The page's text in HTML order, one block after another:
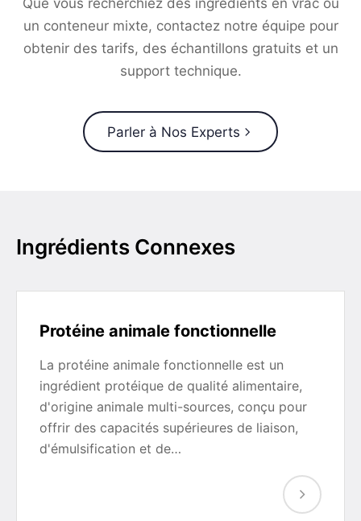
Que vous recherchiez des ingrédients en vrac ou
un conteneur mixte, contactez notre équipe pour
obtenir des tarifs, des échantillons gratuits et un
support technique.
Parler à Nos Experts
Ingrédients Connexes
Protéine animale fonctionnelle
La protéine animale fonctionnelle est un
ingrédient protéique de qualité alimentaire,
d'origine animale multi-sources, conçu pour
offrir des capacités supérieures de liaison,
d'émulsification et de…